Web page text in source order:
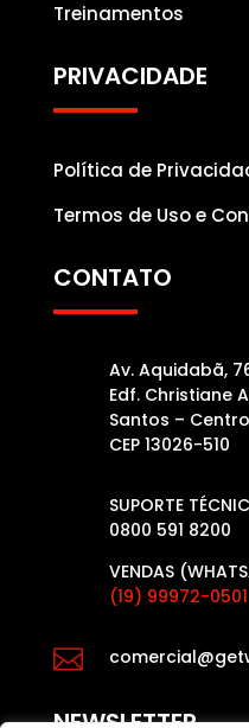
Treinamentos
PRIVACIDADE
Política de
Termos de Uso e
CONTATO
Av. Aquidabã,
Edf. Christiane
Santos –
CEP 13026-510
SUPORTE
0800 591 8200
VENDAS
(19) 99972-0501
